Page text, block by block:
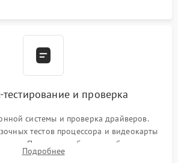
тестирование и проверка
системы и проверка драйверов.
тестов процессора и видеокарты
Проверка работоспособности всех
и сетевого подключения.
Подробнее